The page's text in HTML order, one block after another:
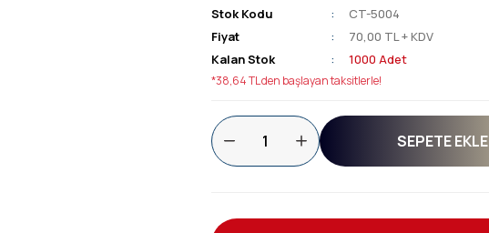
Stok Kodu
CT-5004
Fiyat
70,00 TL + KDV
Kalan Stok
1000 Adet
*38,64 TL den başlayan taksitlerle!
SEPETE EKLE